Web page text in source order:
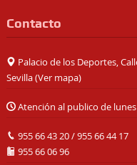
Contacto
Palacio de los Deportes,
Sevilla (Ver mapa)
Atención al publico de lunes
955 66 43 20/955 66 44 17
955 66 06 96